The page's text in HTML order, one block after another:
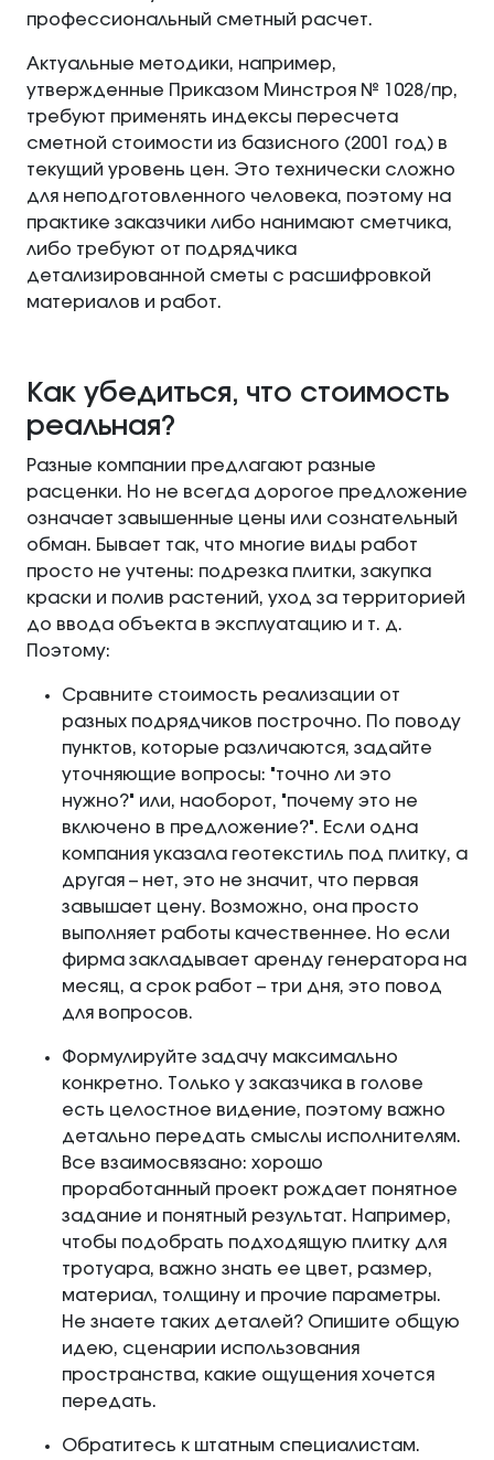
профессиональный сметный расчет.
Актуальные методики, например,
утвержденные Приказом Минстроя № 1028/пр,
требуют применять индексы пересчета
сметной стоимости из базисного (2001 год) в
текущий уровень цен. Это технически сложно
для неподготовленного человека, поэтому на
практике заказчики либо нанимают сметчика,
либо требуют от подрядчика
детализированной сметы с расшифровкой
материалов и работ.
Как убедиться, что стоимость
реальная?
Разные компании предлагают разные
расценки. Но не всегда дорогое предложение
означает завышенные цены или сознательный
обман. Бывает так, что многие виды работ
просто не учтены: подрезка плитки, закупка
краски и полив растений, уход за территорией
до ввода объекта в эксплуатацию и т. д.
Поэтому:
Сравните стоимость реализации от
разных подрядчиков построчно. По поводу
пунктов, которые различаются, задайте
уточняющие вопросы: "точно ли это
нужно?" или, наоборот, "почему это не
включено в предложение?". Если одна
компания указала геотекстиль под плитку, а
другая – нет, это не значит, что первая
завышает цену. Возможно, она просто
выполняет работы качественнее. Но если
фирма закладывает аренду генератора на
месяц, а срок работ – три дня, это повод
для вопросов.
Формулируйте задачу максимально
конкретно. Только у заказчика в голове
есть целостное видение, поэтому важно
детально передать смыслы исполнителям.
Все взаимосвязано: хорошо
проработанный проект рождает понятное
задание и понятный результат. Например,
чтобы подобрать подходящую плитку для
тротуара, важно знать ее цвет, размер,
материал, толщину и прочие параметры.
Не знаете таких деталей? Опишите общую
идею, сценарии использования
пространства, какие ощущения хочется
передать.
Обратитесь к штатным специалистам.